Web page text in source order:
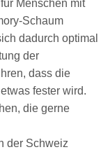
Menschen mit
Schaum
dadurch optimal
der
dass die
fester wird.
die gerne
der Schweiz